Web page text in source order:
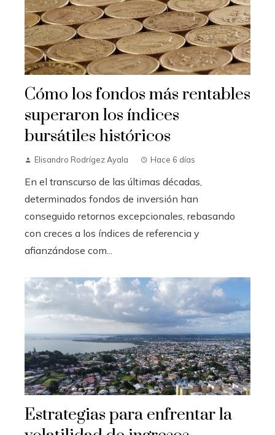
Cómo los fondos más rentables
superaron los índices
bursátiles históricos
Elisandro Rodrígez Ayala Hace 6 días
En el transcurso de las últimas décadas,
determinados fondos de inversión han
conseguido retornos excepcionales, rebasando
con creces a los índices de referencia y
afianzándose com...
Estrategias para enfrentar la